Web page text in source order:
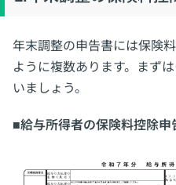
5.小規模企業共済等控除の
6.まとめ：書き方は、年末
年末調整の申告書には保険
ように複数あります。まず
いましょう。
■給与所得者の保険料控除申